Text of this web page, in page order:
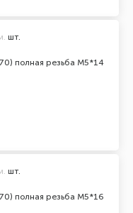
полная резьба М5*14
шт.
полная резьба М5*16
шт.